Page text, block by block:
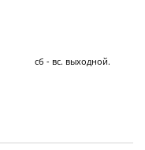
вс. выходной.